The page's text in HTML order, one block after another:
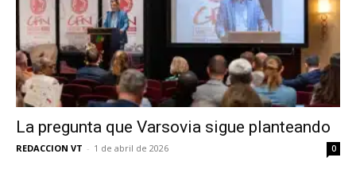
La pregunta que Varsovia sigue planteando
REDACCION VT - 1 de abril de 2026 0